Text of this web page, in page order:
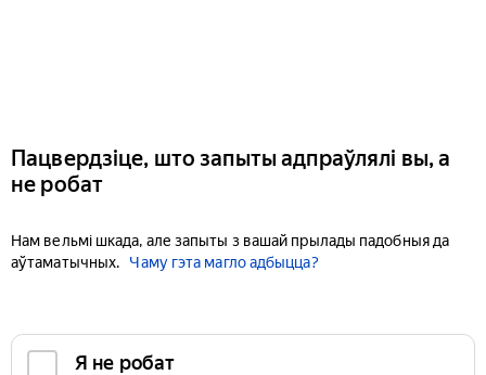
Пацвердзіце, што запыты адпраўлялі вы, а
не робат
Нам вельмі шкада, але запыты з вашай прылады падобныя да
аўтаматычных.
Чаму гэта магло адбыцца?
Я не робат